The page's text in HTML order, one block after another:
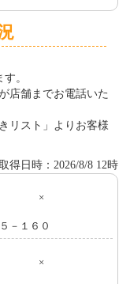
。
店舗までお電話いた
リスト」よりお客様
得日時：2026/8/8 12時
×
－１６０
×